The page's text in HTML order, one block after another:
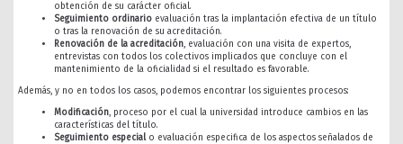
obtención de su carácter oficial.
Seguimiento ordinario evaluación tras la implantación efectiva de un título
o tras la renovación de su acreditación.
Renovación de la acreditación, evaluación con una visita de expertos,
entrevistas con todos los colectivos implicados que concluye con el
mantenimiento de la oficialidad si el resultado es favorable.
Además, y no en todos los casos, podemos encontrar los siguientes procesos:
Modificación, proceso por el cual la universidad introduce cambios en las
características del título.
Seguimiento especialo evaluación especifica de los aspectos señalados de